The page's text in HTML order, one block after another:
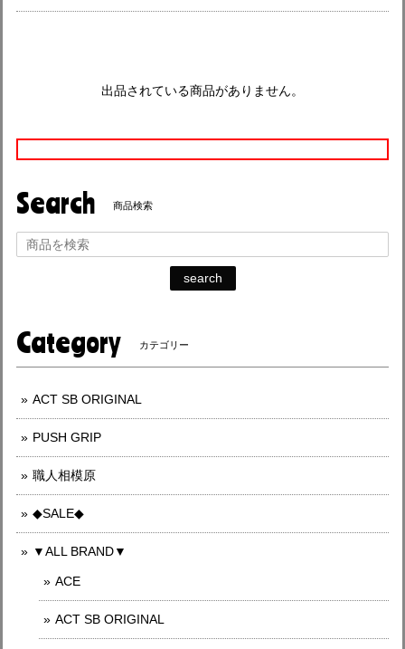
出品されている商品がありません。
Search 商品検索
search
Category カテゴリー
ACT SB ORIGINAL
PUSH GRIP
職人相模原
◆SALE◆
▼ALL BRAND▼
ACE
ACT SB ORIGINAL